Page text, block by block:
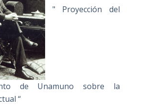
" Proyección del
de Unamuno sobre la
“